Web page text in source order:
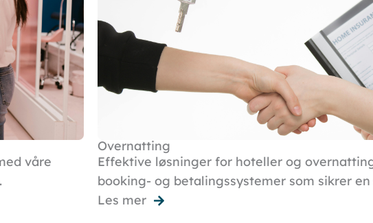
våre
Overnatting
Effektive løsninger for hoteller og
booking- og betalingssystemer som sikrer
Les mer